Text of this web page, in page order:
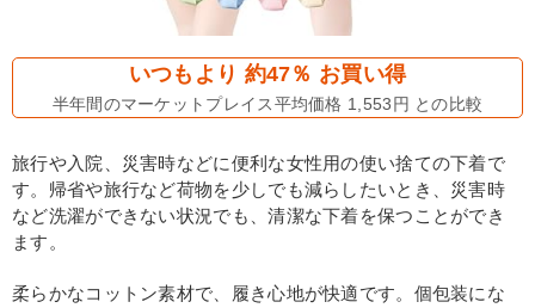
いつもより 約47％ お買い得
半年間のマーケットプレイス平均価格 1,553円 との比較
旅行や入院、災害時などに便利な女性用の使い捨ての下着で
す。帰省や旅行など荷物を少しでも減らしたいとき、災害時
など洗濯ができない状況でも、清潔な下着を保つことができ
ます。
柔らかなコットン素材で、履き心地が快適です。個包装にな